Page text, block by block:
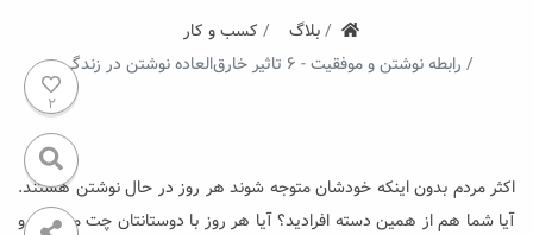
ستروکیت
بلاگ
کسب و کار
رابطه نوشتن و موفقیت - ۶ تاثیر خارق‌العاده نوشتن در زندگی
2
اکثر مردم بدون اینکه خودشان متوجه شوند هر روز در حال نوشتن هستند.
آیا شما هم از همین دسته افرادید؟ آیا هر روز با دوستانتان چت می‌کنید و